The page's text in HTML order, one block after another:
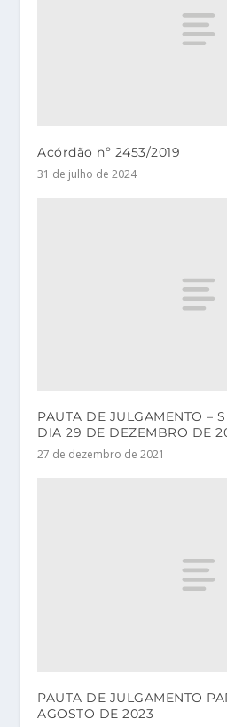
Acórdão nº 2453/2019
31 de julho de 2024
PAUTA DE JULGAMENTO –
DIA 29 DE DEZEMBRO DE
27 de dezembro de 2021
PAUTA DE JULGAMENTO
AGOSTO DE 2023